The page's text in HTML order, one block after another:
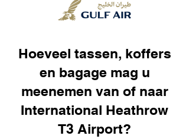
Hoeveel tassen, koffers
en bagage mag u
meenemen van of naar
International Heathrow
T3 Airport?